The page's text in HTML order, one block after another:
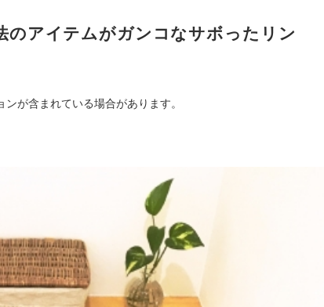
のアイテムがガンコなサボったリン
が含まれている場合があります。